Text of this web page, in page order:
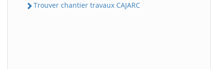
Trouver chantier travaux CAJARC